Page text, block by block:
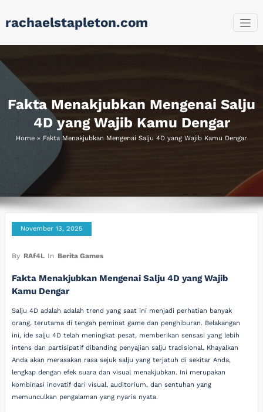
torachaelstapleton.com
Fakta Menakjubkan Mengenai Salju
4D yang Wajib Kamu Dengar
Home » Fakta Menakjubkan Mengenai Salju 4D yang Wajib Kamu Dengar
November 13, 2025
By RAf4L In Berita Games
Fakta Menakjubkan Mengenai Salju 4D yang Wajib
Kamu Dengar
Salju 4D adalah adalah trend yang saat ini menjadi perhatian banyak
orang, terutama di tengah peminat game dan penghiburan. Belakangan
ini, ide salju 4D telah meningkat pesat, memberikan sensasi yang lebih
intens dan partisipatif dibanding penyajian salju tradisional. Khayalkan
Anda akan merasakan rasa sejuk salju yang terjatuh di sekitar Anda,
lengkap dengan efek suara dan visual menakjubkan. Ini merupakan
kombinasi inovatif dari visual, auditorium, dan sentuhan yang
memunculkan pengalaman yang nyaris nyata.